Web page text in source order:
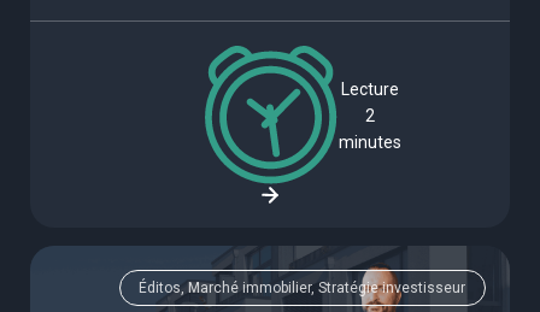
Lecture
2
minutes
Éditos, Marché immobilier, Stratégie investisseur